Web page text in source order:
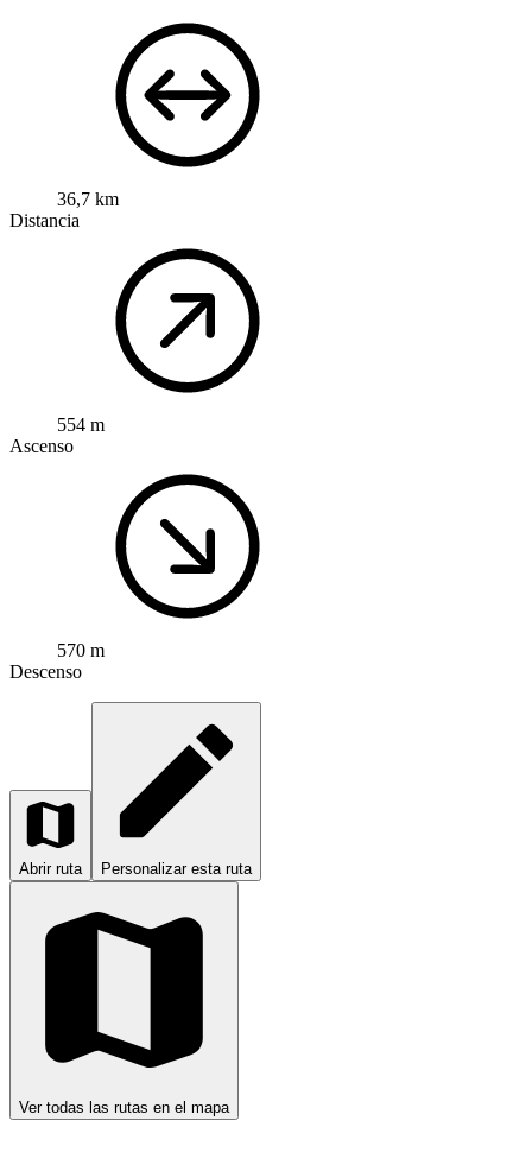
36,7 km
Distancia
554 m
Ascenso
570 m
Descenso
Abrir ruta Personalizar esta ruta
Ver todas las rutas en el mapa